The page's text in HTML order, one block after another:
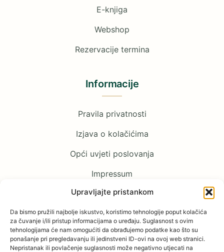
Upravljajte pristankom
Da bismo pružili najbolje iskustvo, koristimo tehnologije poput kolačića
za čuvanje i/ili pristup informacijama o uređaju. Suglasnost s ovim
tehnologijama će nam omogućiti da obrađujemo podatke kao što su
ponašanje pri pregledavanju ili jedinstveni ID-ovi na ovoj web stranici.
Nepristanak ili povlačenje suglasnosti može negativno utjecati na
E-knjiga
Webshop
Rezervacije termina
Informacije
Pravila privatnosti
Izjava o kolačićima
Opći uvjeti poslovanja
Impressum
Pratite nas
Facebook